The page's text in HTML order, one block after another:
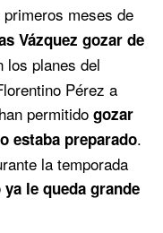
meses de
Vázquez gozar de
los planes del
Pérez a
permitido gozar
estaba preparado.
la temporada
le queda grande